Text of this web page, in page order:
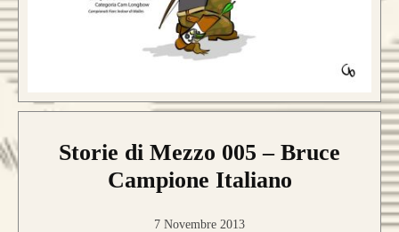
Storie di Mezzo 005 – Bruce
Campione Italiano
7 Novembre 2013